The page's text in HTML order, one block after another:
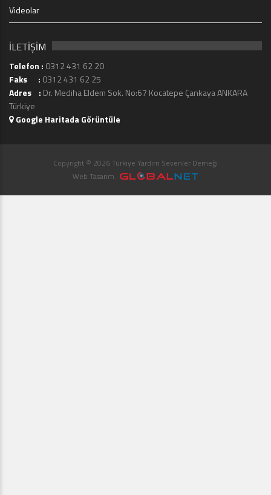
Videolar
İLETİŞİM
Telefon : 0312 431 62 20
Faks : 0312 431 62 25
Adres : Dr. Mediha Eldem Sok. No:67 Kocatepe Çankaya ANKARA
Türkiye
Google Haritada Görüntüle
Copyright © 2026 Türkiye Yardım Sevenler Derneği
Web Tasarım :